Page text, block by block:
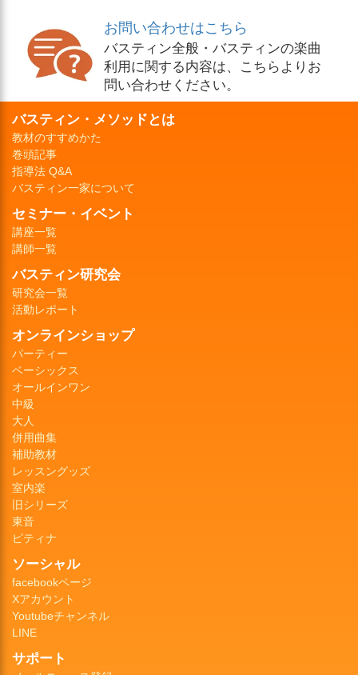
お問い合わせはこちら
バスティン全般・バスティンの楽曲
利用に関する内容は、こちらよりお
問い合わせください。
バスティン・メソッドとは
教材のすすめかた
巻頭記事
指導法 Q&A
バスティン一家について
セミナー・イベント
講座一覧
講師一覧
バスティン研究会
研究会一覧
活動レポート
オンラインショップ
パーティー
ベーシックス
オールインワン
中級
大人
併用曲集
補助教材
レッスングッズ
室内楽
旧シリーズ
東音
ピティナ
ソーシャル
facebookページ
Xアカウント
Youtubeチャンネル
LINE
サポート